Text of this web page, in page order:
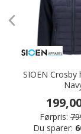
SIOEN Crosby
Førpris:
Du sparer: